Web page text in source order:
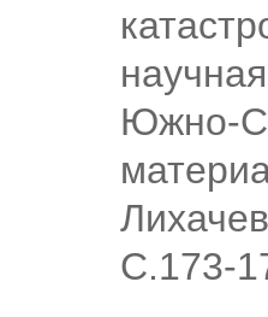
Южно-
С.173-